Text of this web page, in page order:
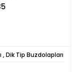
,Dik Tip Buzdolapları